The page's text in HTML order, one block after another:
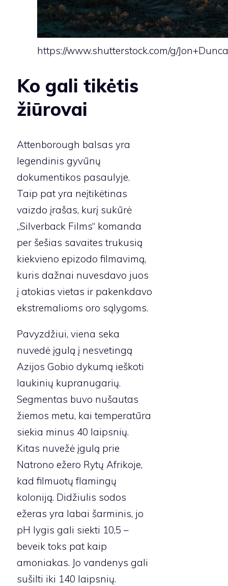
https://www.shutterstock.com/g/
Ko gali tikėtis
žiūrovai
Attenborough balsas yra
legendinis gyvūnų
dokumentikos pasaulyje.
Taip pat yra neįtikėtinas
vaizdo įrašas, kurį sukūrė
„Silverback Films“ komanda
per šešias savaites trukusią
kiekvieno epizodo filmavimą,
kuris dažnai nuvesdavo juos
į atokias vietas ir pakenkdavo
ekstremalioms oro sąlygoms.
Pavyzdžiui, viena seka
nuvedė įgulą į nesvetingą
Azijos Gobio dykumą ieškoti
laukinių kupranugarių.
Segmentas buvo nušautas
žiemos metu, kai temperatūra
siekia minus 40 laipsnių.
Kitas nuvežė įgulą prie
Natrono ežero Rytų Afrikoje,
kad filmuotų flamingų
koloniją. Didžiulis sodos
ežeras yra labai šarminis, jo
pH lygis gali siekti 10,5 –
beveik toks pat kaip
amoniakas. Jo vandenys gali
sušilti iki 140 laipsnių.